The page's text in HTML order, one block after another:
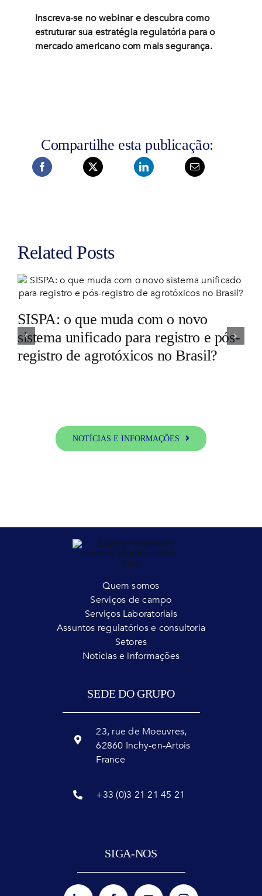
Inscreva-se no webinar e descubra como
estruturar sua estratégia regulatória para o
mercado americano com mais segurança.
Compartilhe esta publicação:
Related Posts
SISPA: o que muda com o novo
sistema unificado para registro e pós-
registro de agrotóxicos no Brasil?
NOTÍCIAS E INFORMAÇÕES
Quem somos
Serviços de campo
Serviços Laboratoriais
Assuntos regulatórios e consultoria
Setores
Notícias e informações
SEDE DO GRUPO
23, rue de Moeuvres,
62860 Inchy-en-Artois
France
+33 (0)3 21 21 45 21
SIGA-NOS